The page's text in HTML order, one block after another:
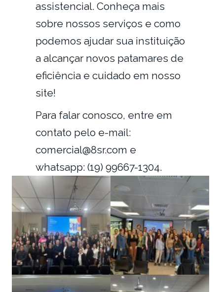
assistencial. Conheça mais
sobre nossos serviços e como
podemos ajudar sua instituição
a alcançar novos patamares de
eficiência e cuidado em nosso
site!
Para falar conosco, entre em
contato pelo e-mail:
comercial@8sr.com e
whatsapp: (19) 99667-1304.